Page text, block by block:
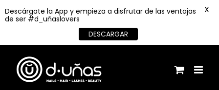
contenido
Descárgate la App y empieza a disfrutar de las ventajas
de ser #d_uñaslovers
DESCARGAR
X